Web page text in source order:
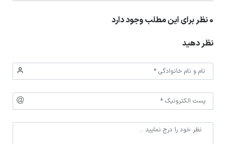
0 نظر برای این مطلب وجود دارد
نظر دهید